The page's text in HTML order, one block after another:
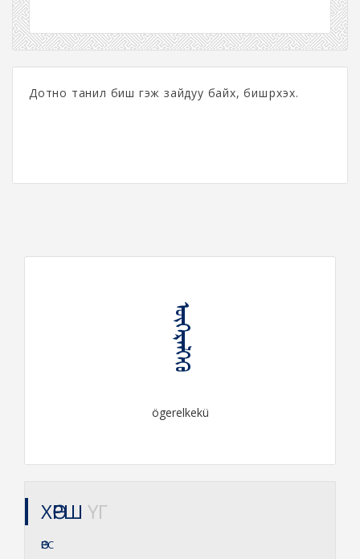
Дотно танил биш гэж зайдуу байх, бишүүрхэх.
ᠥᠭᠡᠷᠡᠯᠬᠡᠬᠦ
ögerelkekü
ХӨРШ ҮГ
ӨӨРС